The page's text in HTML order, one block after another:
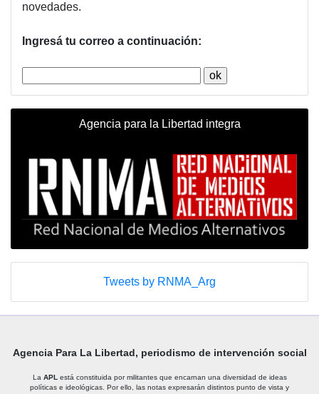
novedades.
Ingresá tu correo a continuación:
Agencia para la Libertad integra
Tweets by RNMA_Arg
Agencia Para La Libertad, periodismo de intervención social
La APLestá constituida por militantes que encarnan una diversidad de ideas
políticas e ideológicas. Por ello, las notas expresarán distintos punto de vista y